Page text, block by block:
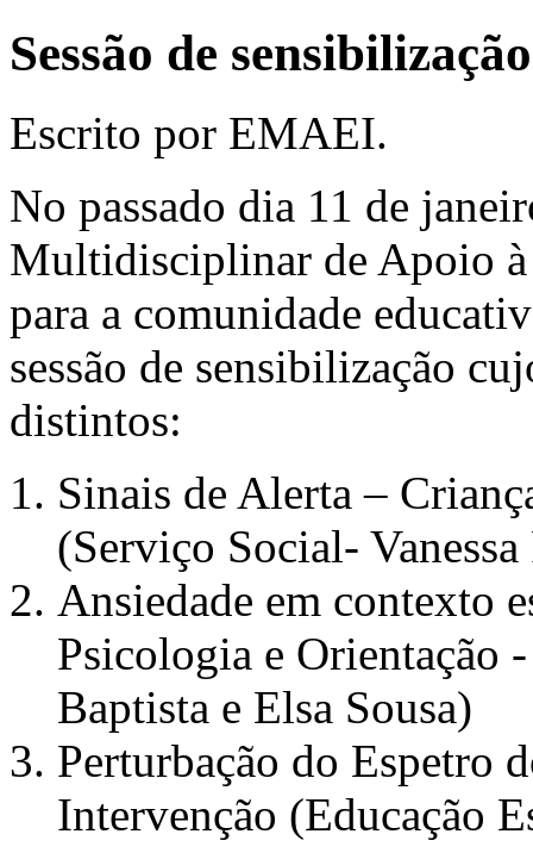
Sessão de
Escrito por EMAEI.
No passado dia 11 de
Multidisciplinar de Apoio
para a comunidade
sessão de sensibilização
distintos:
Sinais de Alerta –
(Serviço Social-
Ansiedade em contexto
Psicologia e Orientação
Baptista e Elsa Sousa)
Perturbação do Espetro
Intervenção (Educação